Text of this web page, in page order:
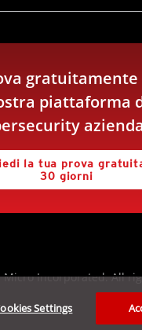
gratuitamente
piattaforma
la tua prova
30 giorni
Incorporated. All
Settings